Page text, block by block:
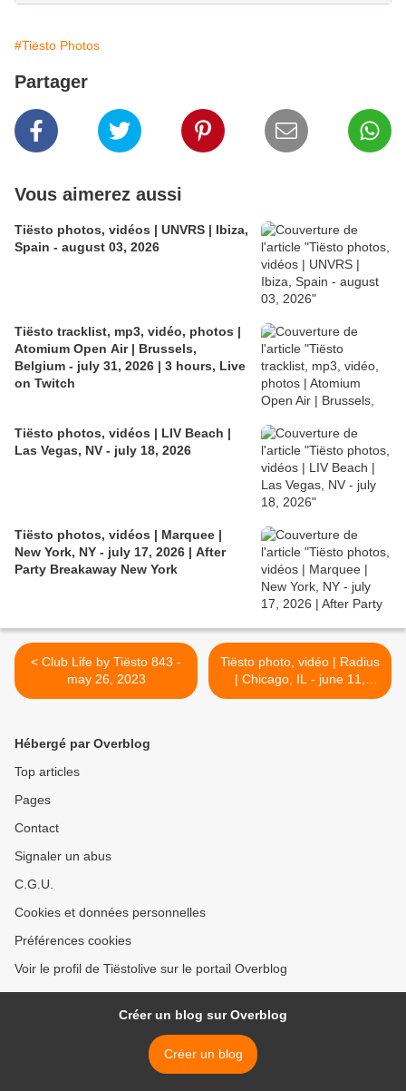
#Tiësto Photos
Partager
Vous aimerez aussi
Tiësto photos, vidéos | UNVRS | Ibiza,
Spain - august 03, 2026
Tiësto tracklist, mp3, vidéo, photos |
Atomium Open Air | Brussels,
Belgium - july 31, 2026 | 3 hours, Live
on Twitch
Tiësto photos, vidéos | LIV Beach |
Las Vegas, NV - july 18, 2026
Tiësto photos, vidéos | Marquee |
New York, NY - july 17, 2026 | After
Party Breakaway New York
< Club Life by Tiësto 843 -
may 26, 2023
Tiësto photo, vidéo | Radius
| Chicago, IL - june 11,
2023 | Official Heatwave
Hébergé par Overblog
Top articles
Pages
Contact
Signaler un abus
C.G.U.
Cookies et données personnelles
Préférences cookies
Voir le profil de Tiëstolive sur le portail Overblog
Créer un blog sur Overblog
Créer un blog